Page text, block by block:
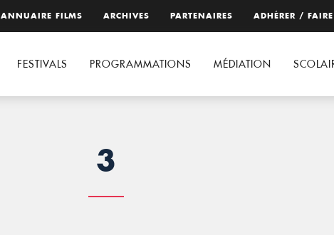
ANNUAIRE FILMS ARCHIVES PARTENAIRES ADHÉRER /
FESTIVALS PROGRAMMATIONS MÉDIATION
3